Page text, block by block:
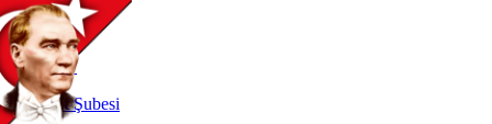
TR
|
EN
İnternetŞubesi